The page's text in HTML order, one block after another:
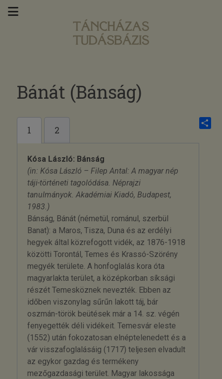
Bánát (Bánság)
1 2
Kósa László: Bánság
(in: Kósa László – Filep Antal: A magyar nép
táji-történeti tagolódása. Néprajzi
tanulmányok. Akadémiai Kiadó, Budapest,
1983.)
Bánság, Bánát (németül, románul, szerbül
Banat): a Maros, Tisza, Duna és az erdélyi
hegyek által közrefogott vidék, az 1876-1918
közötti Torontál, Temes és Krassó-Szörény
megyék területe. A honfoglalás kora óta
magyarlakta terület, a középkorban síksági
részét Temesköznek nevezték. Ebben az
időben viszonylag sűrűn lakott táj, bár
oszmán-török beütések már a 14. sz. végén
fenyegették déli vidékeit. Temesvár eleste
(1552) után fokozatosan elnéptelenedett és a
vár visszafoglalásáig (1717) teljesen elvadult
az egykor gazdag és termékeny
mezőgazdasági terület. Magyar lakossága